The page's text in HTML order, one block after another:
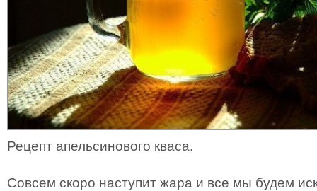
Рецепт апельсинового кваса.
Совсем скоро наступит жара и все мы будем